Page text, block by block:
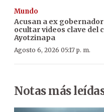
Mundo
Acusan a ex
ocultar videos clave del
Ayotzinapa
Agosto 6, 2026 05:17 p. m.
Notas más